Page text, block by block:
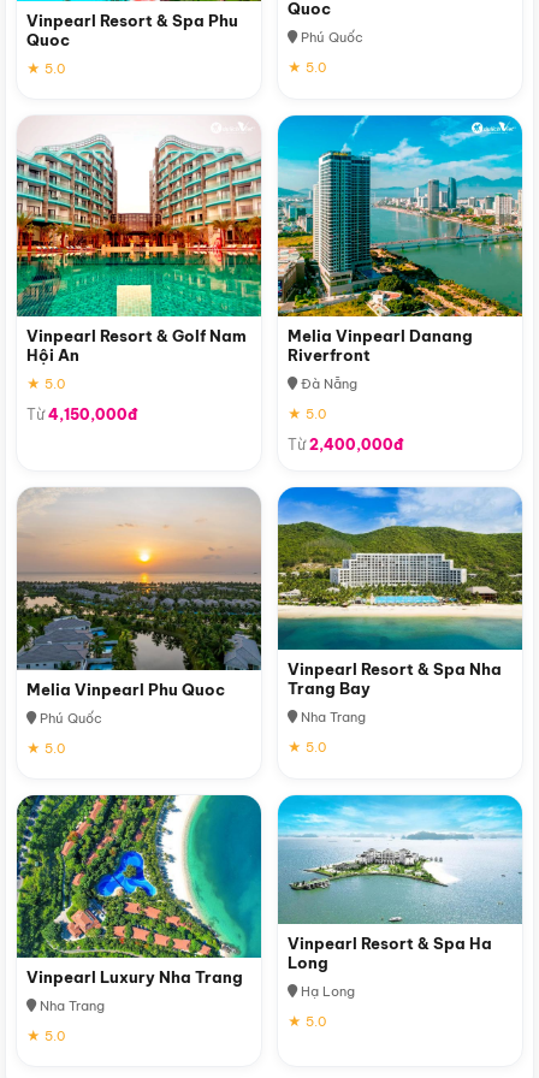
Vinpearl Resort & Spa Phu
Quoc
★ 5.0
Quoc
Phú Quốc
★ 5.0
Vinpearl Resort & Golf Nam
Hội An
★ 5.0
Từ4,150,000đ
Melia Vinpearl Danang
Riverfront
Đà Nẵng
★ 5.0
Từ2,400,000đ
Melia Vinpearl Phu Quoc
Phú Quốc
★ 5.0
Vinpearl Resort & Spa Nha
Trang Bay
Nha Trang
★ 5.0
Vinpearl Luxury Nha Trang
Nha Trang
★ 5.0
Vinpearl Resort & Spa Ha
Long
Hạ Long
★ 5.0